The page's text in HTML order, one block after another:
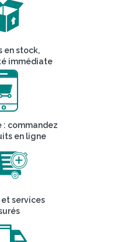
en stock,
immédiate
: commandez
en ligne
services